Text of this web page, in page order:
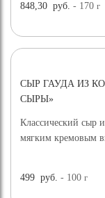
848,30 руб. - 170г
СЫР ГАУДА ИЗ
СЫРЫ»
Классический сыр
мягким кремовым
499 руб. - 100г